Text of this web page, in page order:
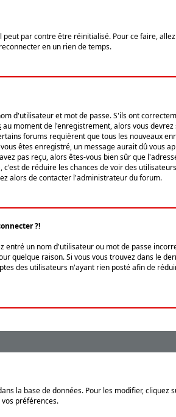
par contre être réinitialisé. Pour ce faire,
en un rien de temps.
d'utilisateur et mot de passe. S'ils ont
au moment de l'enregistrement, alors vous
forums requièrent que tous les nouveaux
êtes enregistré, un message aurait dû vous
pas reçu, alors êtes-vous bien sûr que
de réduire les chances de voir des
alors de contacter l'administrateur du forum.
?!
entré un nom d'utilisateur ou mot de passe
quelque raison. Si vous vous trouvez dans le
des utilisateurs n'ayant rien posté afin de
la base de données. Pour les modifier, cliquez
préférences.